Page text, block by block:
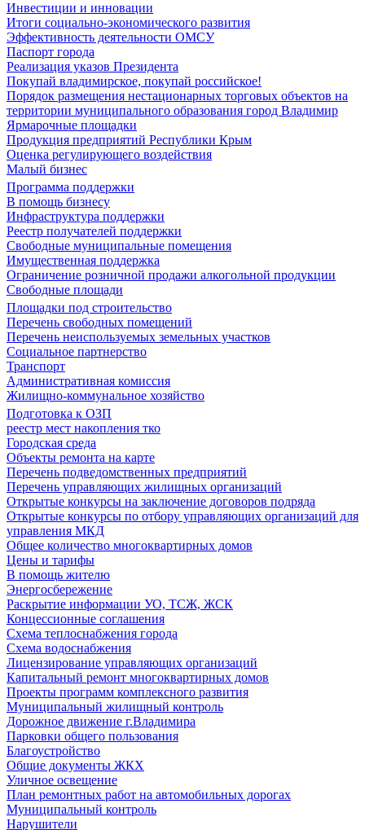
Инвестиции и инновации
Итоги социально-экономического развития
Эффективность деятельности ОМСУ
Паспорт города
Реализация указов Президента
Покупай владимирское, покупай российское!
Порядок размещения нестационарных торговых объектов на
территории муниципального образования город Владимир
Ярмарочные площадки
Продукция предприятий Республики Крым
Оценка регулирующего воздействия
Малый бизнес
Программа поддержки
В помощь бизнесу
Инфраструктура поддержки
Реестр получателей поддержки
Свободные муниципальные помещения
Имущественная поддержка
Ограничение розничной продажи алкогольной продукции
Свободные площади
Площадки под строительство
Перечень свободных помещений
Перечень неиспользуемых земельных участков
Социальное партнерство
Транспорт
Административная комиссия
Жилищно-коммунальное хозяйство
Подготовка к ОЗП
реестр мест накопления тко
Городская среда
Объекты ремонта на карте
Перечень подведомственных предприятий
Перечень управляющих жилищных организаций
Открытые конкурсы на заключение договоров подряда
Открытые конкурсы по отбору управляющих организаций для
управления МКД
Общее количество многоквартирных домов
Цены и тарифы
В помощь жителю
Энергосбережение
Раскрытие информации УО, ТСЖ, ЖСК
Концессионные соглашения
Схема теплоснабжения города
Схема водоснабжения
Лицензирование управляющих организаций
Капитальный ремонт многоквартирных домов
Проекты программ комплексного развития
Муниципальный жилищный контроль
Дорожное движение г.Владимира
Парковки общего пользования
Благоустройство
Общие документы ЖКХ
Уличное освещение
План ремонтных работ на автомобильных дорогах
Муниципальный контроль
Нарушители